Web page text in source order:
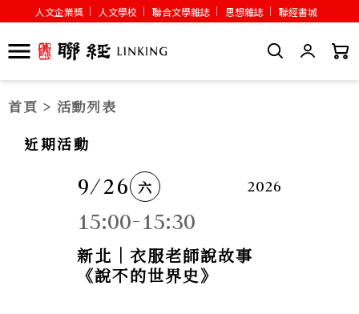
人文企業獎 人文學校 聯合文學雜誌 思想雜誌 聯經書城
首頁 > 活動列表
近期活動
9/26 六 2026
15:00-15:30
新北｜衣服老師說故事
《說不的世界史》